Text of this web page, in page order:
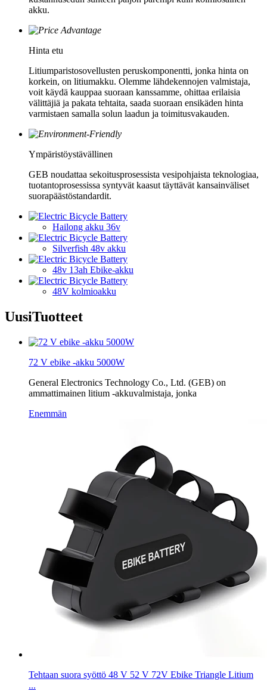
akku.
Hinta etu
Litiumparistosovellusten peruskomponentti, jonka hinta on
korkein, on litiumakku. Olemme lähdekennojen valmistaja,
voit käydä kauppaa suoraan kanssamme, ohittaa erilaisia ​​​​
välittäjiä ja pakata tehtaita, saada suoraan ensikäden hinta
varmistaen samalla solun laadun ja toimitusvakauden.
Ympäristöystävällinen
GEB noudattaa sekoitusprosessista vesipohjaista teknologiaa,
tuotantoprosessissa syntyvät kaasut täyttävät kansainväliset
suorapäästöstandardit.
Hailong akku 36v
Silverfish 48v akku
48v 13ah Ebike-akku
48V kolmioakku
UusiTuotteet
72 V ebike -akku 5000W
General Electronics Technology Co., Ltd. (GEB) on
ammattimainen litium -akkuvalmistaja, jonka
Enemmän
Tehtaan suora syöttö 48 V 52 V 72V Ebike Triangle Litium
...